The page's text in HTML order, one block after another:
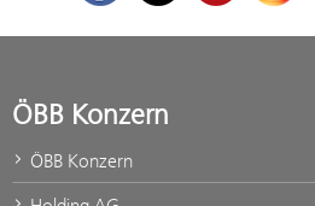
ÖBB Konzern
ÖBB Konzern